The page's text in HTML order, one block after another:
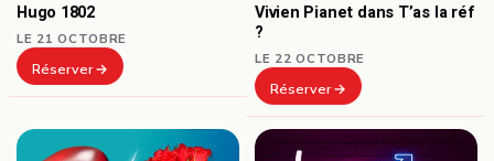
Hugo 1802
LE 21 OCTOBRE
Réserver
Vivien Pianet dans T’as la réf
?
LE 22 OCTOBRE
Réserver